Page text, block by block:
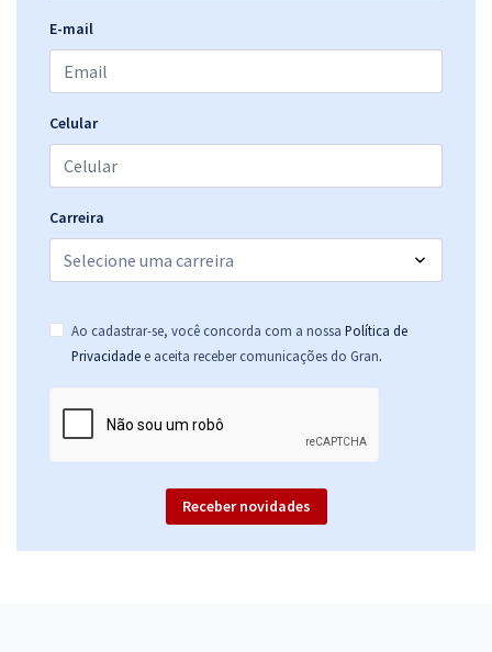
E-mail
Celular
Carreira
Ao cadastrar-se, você concorda com a nossa Política de
Privacidade e aceita receber comunicações do Gran.
Receber novidades